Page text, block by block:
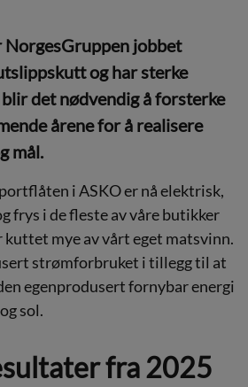
NorgesGruppen jobbet
og har sterke
det nødvendig å forsterke
årene for å realisere
mål.
i ASKO er nå elektrisk,
frys i de fleste av våre butikker
mye av vårt eget matsvinn.
strømforbruket i tillegg til at
egenprodusert fornybar energi
sol.
fra 2025